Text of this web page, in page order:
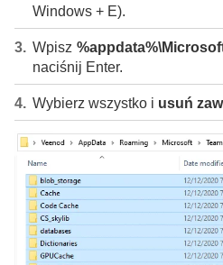
Windows + E).
Wpisz
naciśnij Enter.
Wybierz wszystko i usuń